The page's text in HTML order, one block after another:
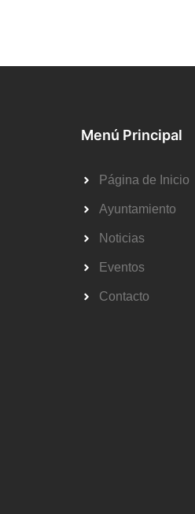
Menú Principal
Página de Inicio
Ayuntamiento
Noticias
Eventos
Contacto